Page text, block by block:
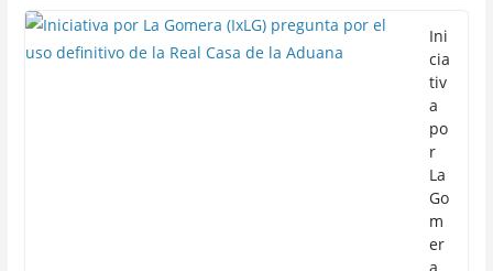
Ini
cia
tiv
a
po
r
La
Go
m
er